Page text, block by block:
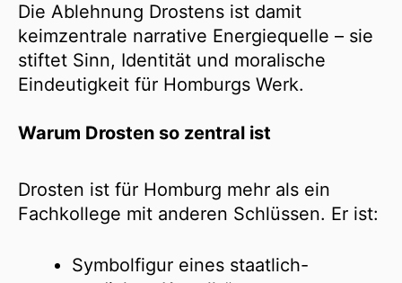
Die Ablehnung Drostens ist damit
keimzentrale narrative Energiequelle – sie
stiftet Sinn, Identität und moralische
Eindeutigkeit für Homburgs Werk.
Warum Drosten so zentral ist
Drosten ist für Homburg mehr als ein
Fachkollege mit anderen Schlüssen. Er ist:
Symbolfigur eines staatlich-